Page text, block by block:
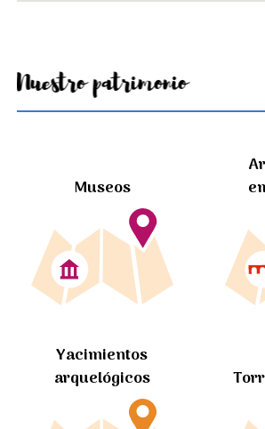
Nuestro patrimonio
Museos
Yacimientos
arquelógicos